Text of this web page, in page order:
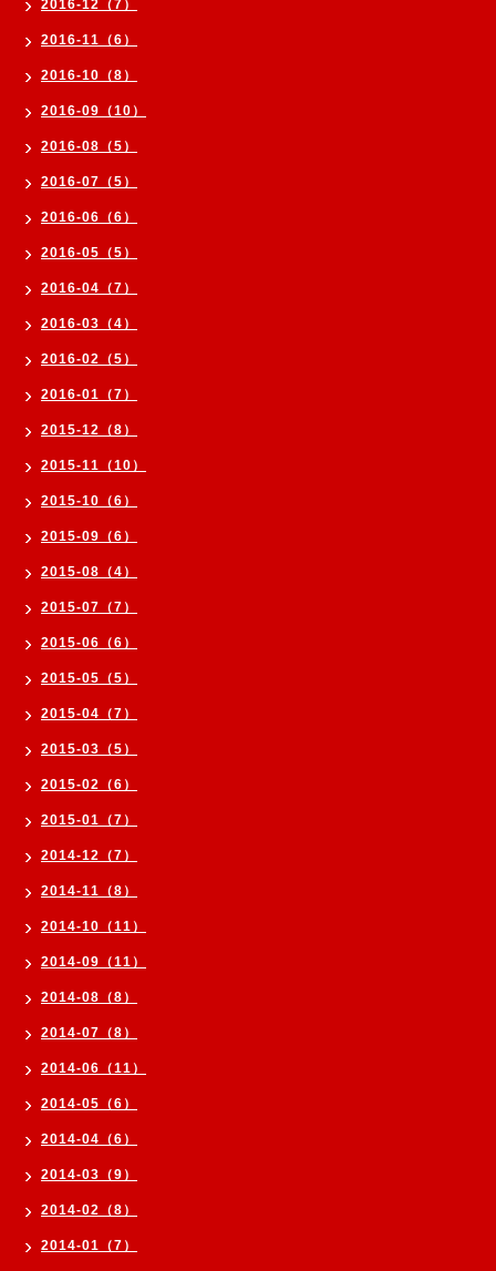
2016-12（7）
2016-11（6）
2016-10（8）
2016-09（10）
2016-08（5）
2016-07（5）
2016-06（6）
2016-05（5）
2016-04（7）
2016-03（4）
2016-02（5）
2016-01（7）
2015-12（8）
2015-11（10）
2015-10（6）
2015-09（6）
2015-08（4）
2015-07（7）
2015-06（6）
2015-05（5）
2015-04（7）
2015-03（5）
2015-02（6）
2015-01（7）
2014-12（7）
2014-11（8）
2014-10（11）
2014-09（11）
2014-08（8）
2014-07（8）
2014-06（11）
2014-05（6）
2014-04（6）
2014-03（9）
2014-02（8）
2014-01（7）